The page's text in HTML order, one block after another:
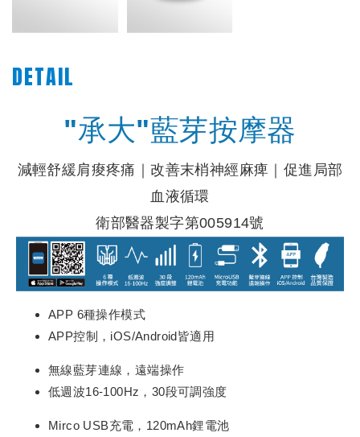
DETAIL
"承大"藍芽按摩器
減輕舒緩肩痠疼痛｜改善末梢神經麻痺｜促進局部
血液循環
衛部醫器製字第005914號
APP 6種操作模式
APP控制，iOS/Android皆適用
無線藍芽連線，遠端操作
低週波16-100Hz，30段可調強度
Mirco USB充電，120mAh鋰電池